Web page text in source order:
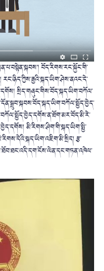
བོད་རིགས་རང་སྐྱོང་གི་
སྲིད་གཞུང་གིས་བོད་སྐད་ཡིག་བཀོལ་
མི་རིགས་ཤིག་གི་སྐད་ཡིག་སྤྱི་
རྩ་